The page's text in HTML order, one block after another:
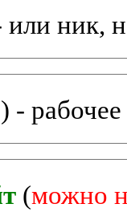
или ник,
-
(можно